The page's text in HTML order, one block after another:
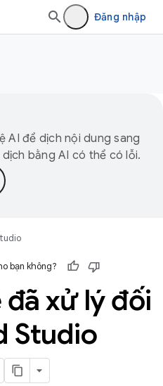
Đăng nhập
AI để dịch nội dung sang
bằng AI có thể có lỗi.
bạn không?
xử lý đối
Studio